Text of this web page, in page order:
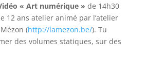
« Art numérique » de 14h30
12 ans atelier animé par l’atelier
(http://lamezon.be/). Tu
des volumes statiques, sur des